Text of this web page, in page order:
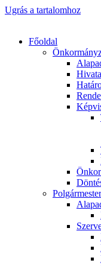
Ugrás a tartalomhoz
Főoldal